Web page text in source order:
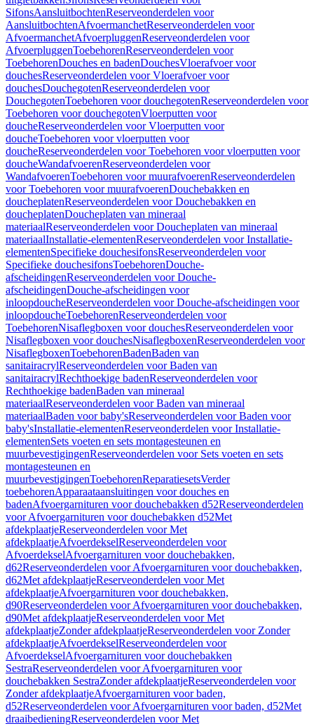
SifonsAansluitbochtenReserveonderdelen voor
AansluitbochtenAfvoermanchetReserveonderdelen voor
AfvoermanchetAfvoerpluggenReserveonderdelen voor
AfvoerpluggenToebehorenReserveonderdelen voor
ToebehorenDouches en badenDouchesVloerafvoer voor
douchesReserveonderdelen voor Vloerafvoer voor
douchesDouchegotenReserveonderdelen voor
DouchegotenToebehoren voor douchegotenReserveonderdelen voor
Toebehoren voor douchegotenVloerputten voor
doucheReserveonderdelen voor Vloerputten voor
doucheToebehoren voor vloerputten voor
doucheReserveonderdelen voor Toebehoren voor vloerputten voor
doucheWandafvoerenReserveonderdelen voor
WandafvoerenToebehoren voor muurafvoerenReserveonderdelen
voor Toebehoren voor muurafvoerenDouchebakken en
doucheplatenReserveonderdelen voor Douchebakken en
doucheplatenDoucheplaten van mineraal
materiaalReserveonderdelen voor Doucheplaten van mineraal
materiaalInstallatie-elementenReserveonderdelen voor Installatie-
elementenSpecifieke douchesifonsReserveonderdelen voor
Specifieke douchesifonsToebehorenDouche-
afscheidingenReserveonderdelen voor Douche-
afscheidingenDouche-afscheidingen voor
inloopdoucheReserveonderdelen voor Douche-afscheidingen voor
inloopdoucheToebehorenReserveonderdelen voor
ToebehorenNisaflegboxen voor douchesReserveonderdelen voor
Nisaflegboxen voor douchesNisaflegboxenReserveonderdelen voor
NisaflegboxenToebehorenBadenBaden van
sanitairacrylReserveonderdelen voor Baden van
sanitairacrylRechthoekige badenReserveonderdelen voor
Rechthoekige badenBaden van mineraal
materiaalReserveonderdelen voor Baden van mineraal
materiaalBaden voor baby'sReserveonderdelen voor Baden voor
baby'sInstallatie-elementenReserveonderdelen voor Installatie-
elementenSets voeten en sets montagesteunen en
muurbevestigingenReserveonderdelen voor Sets voeten en sets
montagesteunen en
muurbevestigingenToebehorenReparatiesetsVerder
toebehorenApparaataansluitingen voor douches en
badenAfvoergarnituren voor douchebakken d52Reserveonderdelen
voor Afvoergarnituren voor douchebakken d52Met
afdekplaatjeReserveonderdelen voor Met
afdekplaatjeAfvoerdekselReserveonderdelen voor
AfvoerdekselAfvoergarnituren voor douchebakken,
d62Reserveonderdelen voor Afvoergarnituren voor douchebakken,
d62Met afdekplaatjeReserveonderdelen voor Met
afdekplaatjeAfvoergarnituren voor douchebakken,
d90Reserveonderdelen voor Afvoergarnituren voor douchebakken,
d90Met afdekplaatjeReserveonderdelen voor Met
afdekplaatjeZonder afdekplaatjeReserveonderdelen voor Zonder
afdekplaatjeAfvoerdekselReserveonderdelen voor
AfvoerdekselAfvoergarnituren voor douchebakken
SestraReserveonderdelen voor Afvoergarnituren voor
douchebakken SestraZonder afdekplaatjeReserveonderdelen voor
Zonder afdekplaatjeAfvoergarnituren voor baden,
d52Reserveonderdelen voor Afvoergarnituren voor baden, d52Met
draaibedieningReserveonderdelen voor Met